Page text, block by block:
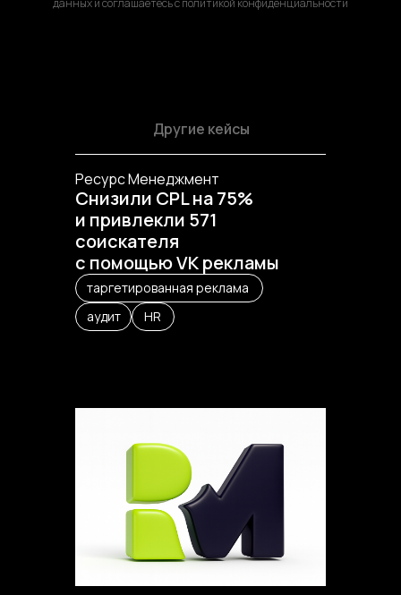
Ресурс Менеджмент
Снизили CPL на 75%
и привлекли 571
соискателя
с помощью VK рекламы
таргетированная реклама
аудит
HR
Другие кейсы